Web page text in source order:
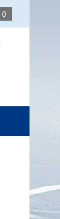
0